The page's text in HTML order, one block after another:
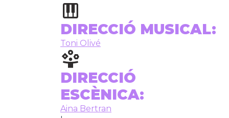
DIRECCIÓ MUSICAL:
Toni Olivé
DIRECCIÓ
ESCÈNICA:
Aina Bertran